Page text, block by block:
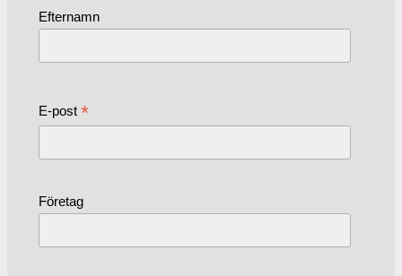
Efternamn
E-post *
Företag